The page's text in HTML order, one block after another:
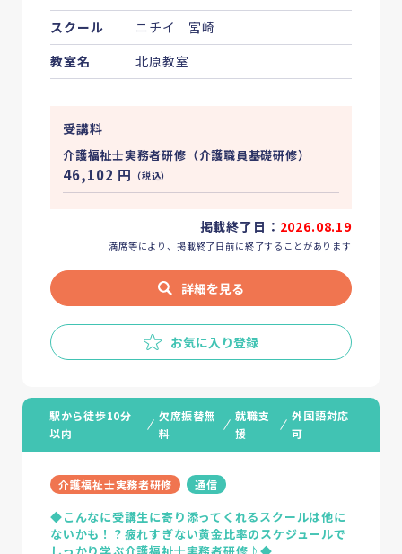
スクール
ニチイ 宮崎
教室名
北原教室
受講料
介護福祉士実務者研修（介護職員基礎研修）
46,102 円 （税込）
掲載終了日： 2026.08.19
満席等により、掲載終了日前に終了することがあります
詳細を見る
お気に入り登録
駅から徒歩10分
以内
欠席振替無
料
就職支
援
外国語対応
可
介護福祉士実務者研修 通信
◆こんなに受講生に寄り添ってくれるスクールは他に
ないかも！？疲れすぎない黄金比率のスケジュールで